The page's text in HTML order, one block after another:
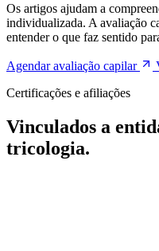
Os artigos ajudam a
individualizada. A avaliação
entender o que faz sentido
Agendar avaliação capilar
Certificações e afiliações
Vinculados a
tricologia.